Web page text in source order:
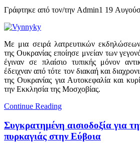
Γράφτηκε από τον/την Admin1 19
Με μια σειρά λατρευτικών
της Ουκρανίας εποίησε μνείαν των
έγιναν σε πλαίσιο τυπικής μόνον
έδειχναν από τότε τον διακαή και
της Ουκρανίας για Αυτοκεφαλία και
την Εκκλησία της Μοσχοβίας.
Continue Reading
Συγκρατημένη αισιοδοξία για
πυρκαγιάς στην Εύβοια